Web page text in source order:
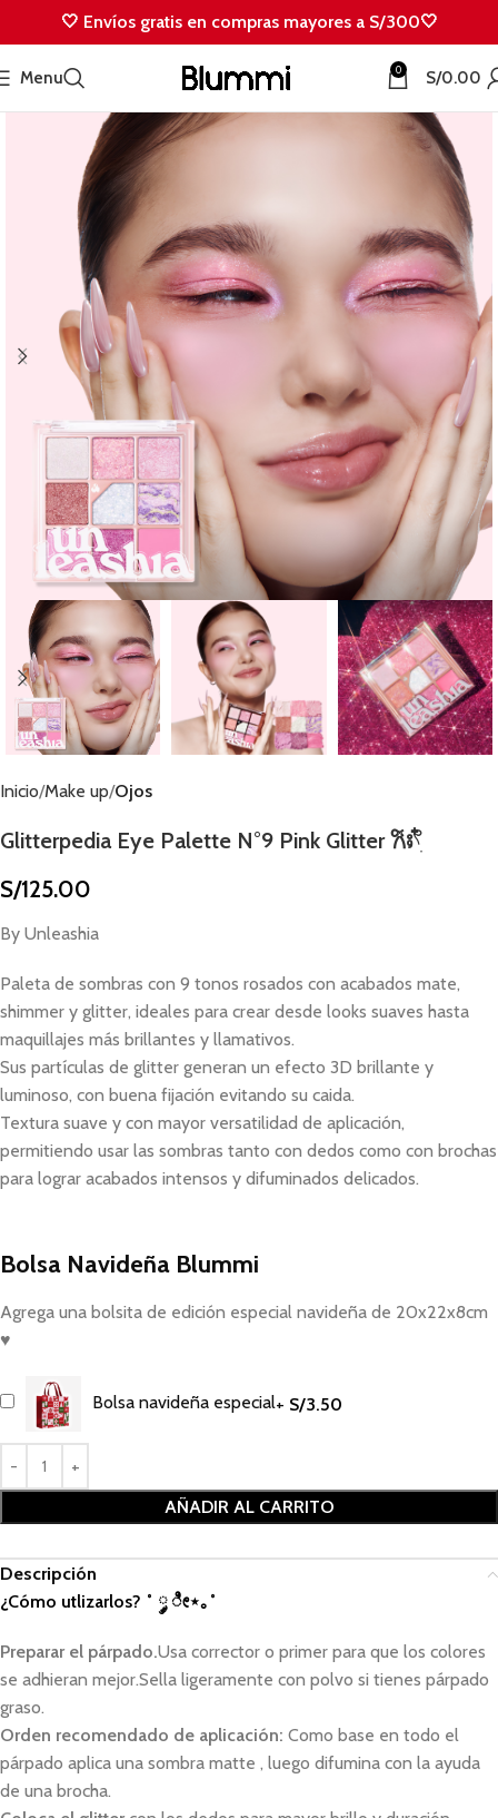
🤍 Envíos gratis en compras mayores a S/300🤍
Menu 0 S/0.00
Inicio Make up Ojos
Glitterpedia Eye Palette N°9 Pink Glitter 𐙚⨾𓍢ִ໋
S/125.00
By Unleashia
Paleta de sombras con 9 tonos rosados con acabados mate,
shimmer y glitter, ideales para crear desde looks suaves hasta
maquillajes más brillantes y llamativos.
Sus partículas de glitter generan un efecto 3D brillante y
luminoso, con buena fijación evitando su caida.
Textura suave y con mayor versatilidad de aplicación,
permitiendo usar las sombras tanto con dedos como con brochas
para lograr acabados intensos y difuminados delicados.
Bolsa Navideña Blummi
Agrega una bolsita de edición especial navideña de 20x22x8cm
♥
Bolsa navideña especial+ S/3.50
AÑADIR AL CARRITO
Descripción
¿Cómo utlizarlos? ˚ ༘ ೀ⋆｡˚
Preparar el párpado.Usa corrector o primer para que los colores
se adhieran mejor.Sella ligeramente con polvo si tienes párpado
graso.
Orden recomendado de aplicación: Como base en todo el
párpado aplica una sombra matte , luego difumina con la ayuda
de una brocha.